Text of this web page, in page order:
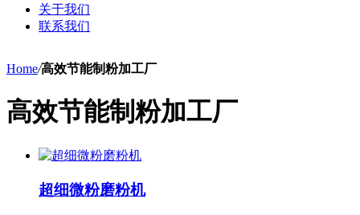
关于我们
联系我们
Home/高效节能制粉加工厂
高效节能制粉加工厂
超细微粉磨粉机